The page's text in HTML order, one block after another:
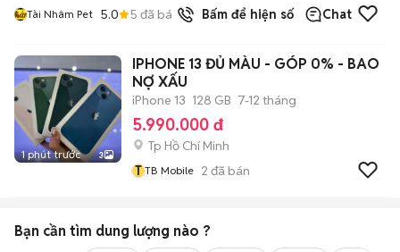
Tài Nhâm Pet 5.0 5 đã bán Bấm để hiện số Chat
1 phút trước 3
IPHONE 13 ĐỦ MÀU - GÓP 0% - BAO
NỢ XẤU
iPhone 13 128 GB 7-12 tháng
5.990.000 đ
Tp Hồ Chí Minh
T TB Mobile 2 đã bán
Bạn cần tìm dung lượng nào ?